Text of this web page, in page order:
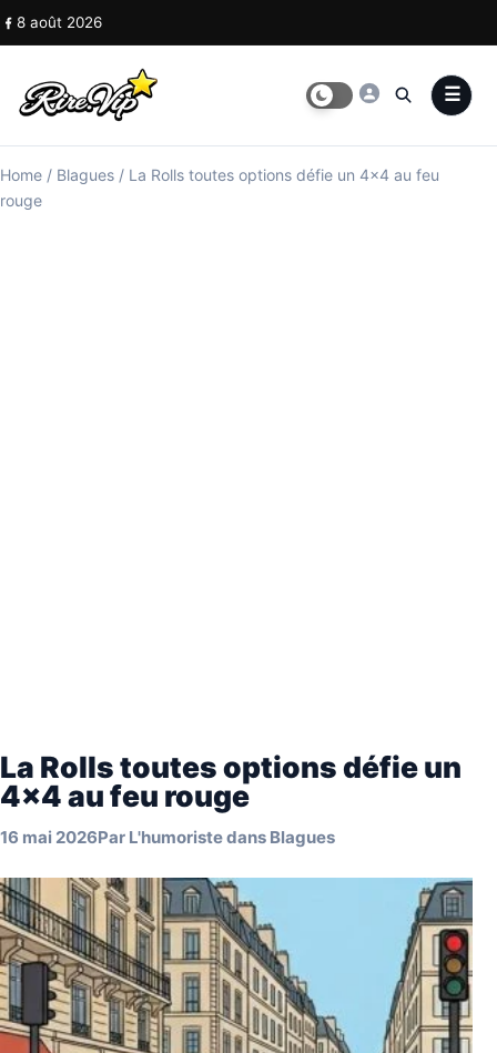
Skip to content
8 août 2026
Home / Blagues / La Rolls toutes options défie un 4×4 au feu
rouge
La Rolls toutes options défie un
4×4 au feu rouge
16 mai 2026Par L'humoristedans Blagues